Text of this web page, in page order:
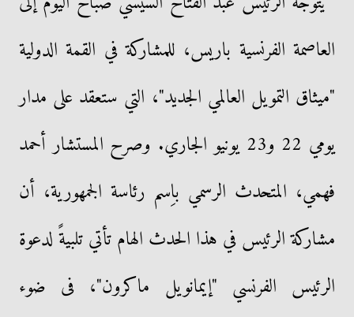
العاصمة الفرنسية باريس، للمشاركة في القمة الدولية
"ميثاق التمويل العالمي الجديد"، التي ستعقد على مدار
يومي 22 و23 يونيو الجاري. وصرح المستشار أحمد
فهمي، المتحدث الرسمي باِسم رئاسة الجمهورية، أن
مشاركة الرئيس في هذا الحدث الهام تأتي تلبيةً لدعوة
الرئيس الفرنسي "إيمانويل ماكرون"، فى ضوء